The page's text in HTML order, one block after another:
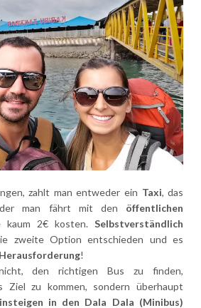
zahlt man entweder ein Taxi, das
man fährt mit den öffentlichen
kaum 2€ kosten. Selbstverständlich
zweite Option entschieden und es
Herausforderung!
den richtigen Bus zu finden,
Ziel zu kommen, sondern überhaupt
in den Dala Dala (Minibus)